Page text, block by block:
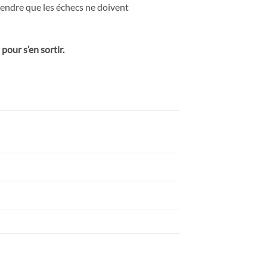
que les échecs ne doivent
s’en sortir.